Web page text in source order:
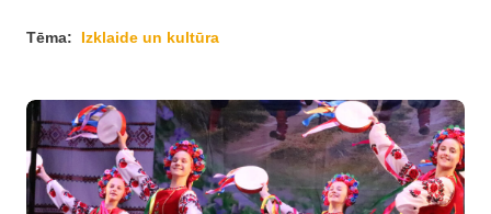
Tēma: Izklaide un kultūra